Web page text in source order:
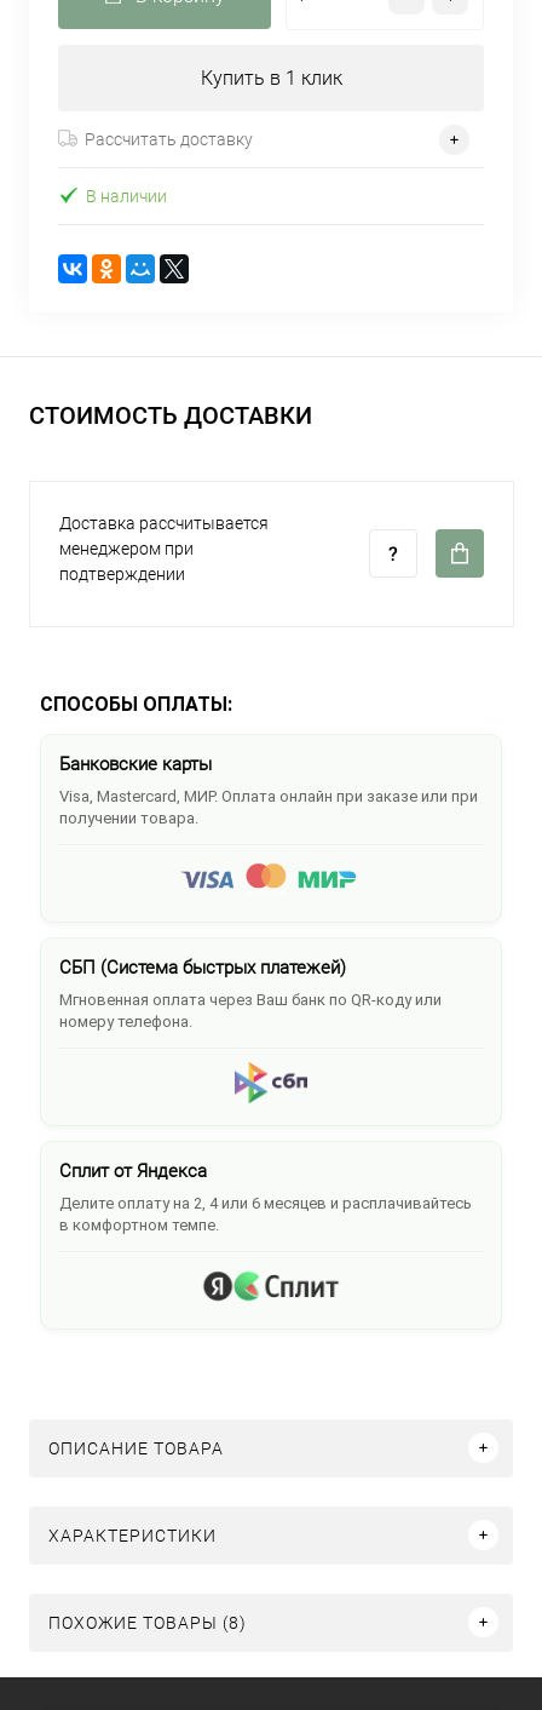
Купить в 1 клик
Рассчитать доставку
В наличии
СТОИМОСТЬ ДОСТАВКИ
Доставка рассчитывается
менеджером при
подтверждении
СПОСОБЫ ОПЛАТЫ:
Банковские карты
Visa, Mastercard, МИР. Оплата онлайн при заказе или при
получении товара.
СБП (Система быстрых платежей)
Мгновенная оплата через Ваш банк по QR-коду или
номеру телефона.
Сплит от Яндекса
Делите оплату на 2, 4 или 6 месяцев и расплачивайтесь
в комфортном темпе.
ОПИСАНИЕ ТОВАРА
ХАРАКТЕРИСТИКИ
ПОХОЖИЕ ТОВАРЫ (8)